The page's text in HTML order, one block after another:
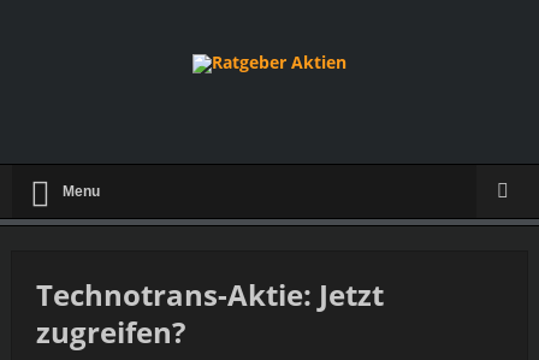
Menu
Technotrans-Aktie: Jetzt
zugreifen?